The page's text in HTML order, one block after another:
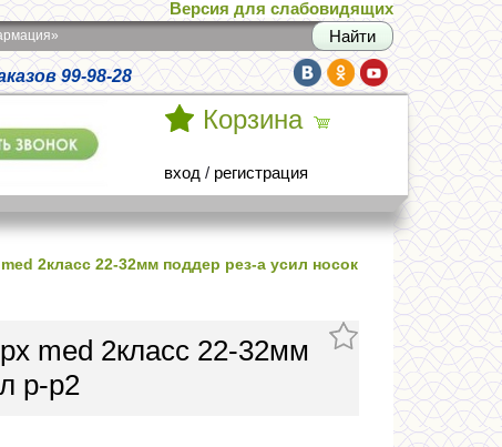
Версия для слабовидящих
99-98-28
Корзина
вход / регистрация
2класс 22-32мм поддер рез-а усил носок
med 2класс 22-32мм
р-р2